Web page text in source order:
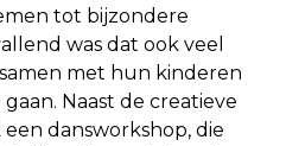
tot bijzondere
was dat ook veel
met hun kinderen
Naast de creatieve
dansworkshop, die